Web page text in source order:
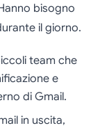
bisogno
il giorno.
team che
e
di Gmail.
in uscita,